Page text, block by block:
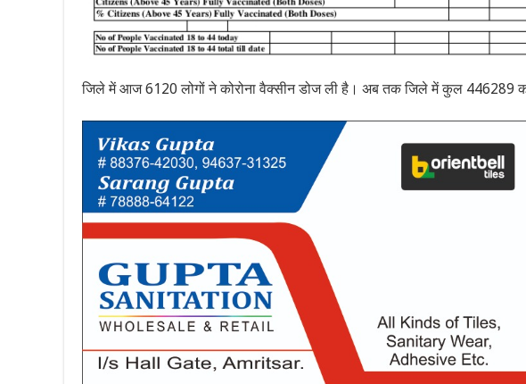
जिले में आज 6120 लोगों ने कोरोना वैक्सीन डोज ली है। अब तक जिले में कुल 446289